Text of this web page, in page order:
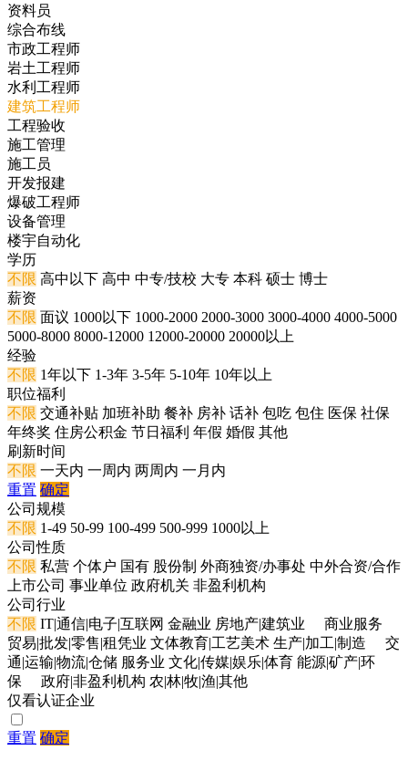
资料员
综合布线
市政工程师
岩土工程师
水利工程师
建筑工程师
工程验收
施工管理
施工员
开发报建
爆破工程师
设备管理
楼宇自动化
学历
不限 高中以下 高中 中专/技校 大专 本科 硕士 博士
薪资
不限 面议 1000以下 1000-2000 2000-3000 3000-4000 4000-5000
5000-8000 8000-12000 12000-20000 20000以上
经验
不限 1年以下 1-3年 3-5年 5-10年 10年以上
职位福利
不限 交通补贴 加班补助 餐补 房补 话补 包吃 包住 医保 社保
年终奖 住房公积金 节日福利 年假 婚假 其他
刷新时间
不限 一天内 一周内 两周内 一月内
重置 确定
公司规模
不限 1-49 50-99 100-499 500-999 1000以上
公司性质
不限 私营 个体户 国有 股份制 外商独资/办事处 中外合资/合作
上市公司 事业单位 政府机关 非盈利机构
公司行业
不限 IT|通信|电子|互联网 金融业 房地产|建筑业
商业服务
贸易|批发|零售|租凭业 文体教育|工艺美术 生产|加工|制造
交
通|运输|物流|仓储 服务业 文化|传媒|娱乐|体育 能源|矿产|环
保
政府|非盈利机构 农|林|牧|渔|其他
仅看认证企业
重置 确定